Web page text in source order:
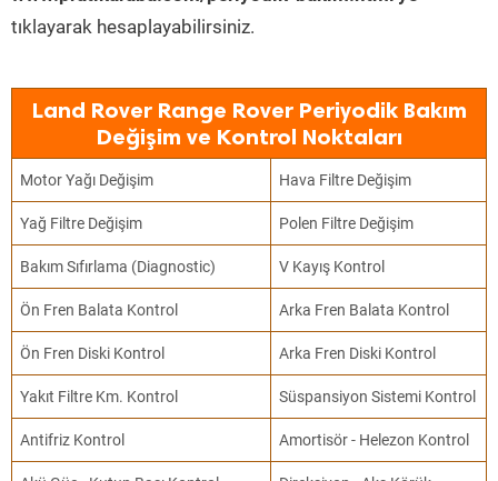
tıklayarak hesaplayabilirsiniz.
Land Rover Range Rover Periyodik Bakım
Değişim ve Kontrol Noktaları
Motor Yağı Değişim Hava Filtre Değişim
Yağ Filtre Değişim Polen Filtre Değişim
Bakım Sıfırlama (Diagnostic) V Kayış Kontrol
Ön Fren Balata Kontrol Arka Fren Balata Kontrol
Ön Fren Diski Kontrol Arka Fren Diski Kontrol
Yakıt Filtre Km. Kontrol Süspansiyon Sistemi Kontrol
Antifriz Kontrol Amortisör - Helezon Kontrol